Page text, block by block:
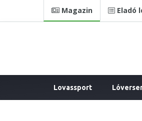
Magazin Eladó
Lovassport